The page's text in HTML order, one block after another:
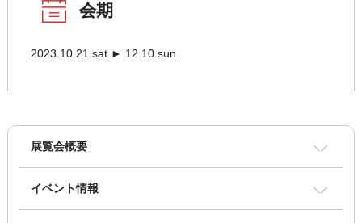
会期
2023 10.21 sat ► 12.10 sun
展覧会概要
イベント情報